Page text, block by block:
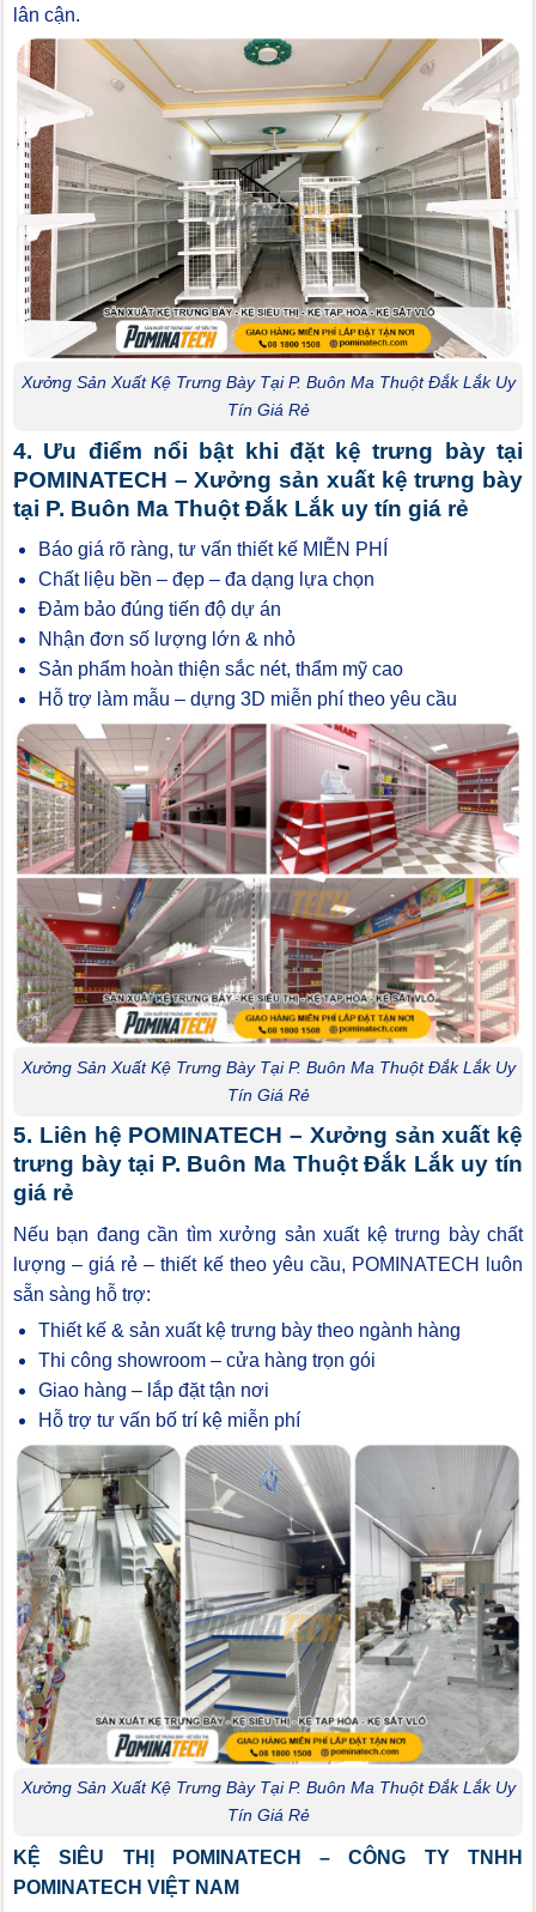
lân cận.
Xưởng Sản Xuất Kệ Trưng Bày Tại P. Buôn Ma Thuột Đắk Lắk Uy
Tín Giá Rẻ
4. Ưu điểm nổi bật khi đặt kệ trưng bày tại
POMINATECH – Xưởng sản xuất kệ trưng bày
tại P. Buôn Ma Thuột Đắk Lắk uy tín giá rẻ
Báo giá rõ ràng, tư vấn thiết kế MIỄN PHÍ
Chất liệu bền – đẹp – đa dạng lựa chọn
Đảm bảo đúng tiến độ dự án
Nhận đơn số lượng lớn & nhỏ
Sản phẩm hoàn thiện sắc nét, thẩm mỹ cao
Hỗ trợ làm mẫu – dựng 3D miễn phí theo yêu cầu
Xưởng Sản Xuất Kệ Trưng Bày Tại P. Buôn Ma Thuột Đắk Lắk Uy
Tín Giá Rẻ
5. Liên hệ POMINATECH – Xưởng sản xuất kệ
trưng bày tại P. Buôn Ma Thuột Đắk Lắk uy tín
giá rẻ
Nếu bạn đang cần tìm xưởng sản xuất kệ trưng bày chất
lượng – giá rẻ – thiết kế theo yêu cầu, POMINATECH luôn
sẵn sàng hỗ trợ:
Thiết kế & sản xuất kệ trưng bày theo ngành hàng
Thi công showroom – cửa hàng trọn gói
Giao hàng – lắp đặt tận nơi
Hỗ trợ tư vấn bố trí kệ miễn phí
Xưởng Sản Xuất Kệ Trưng Bày Tại P. Buôn Ma Thuột Đắk Lắk Uy
Tín Giá Rẻ
KỆ SIÊU THỊ POMINATECH – CÔNG TY TNHH
POMINATECH VIỆT NAM